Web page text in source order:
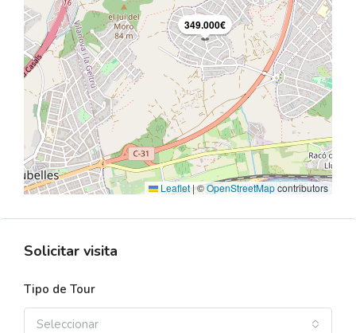
349.000€
Leaflet|©OpenStreetMapcontributors
Solicitar visita
Tipo de Tour
Seleccionar